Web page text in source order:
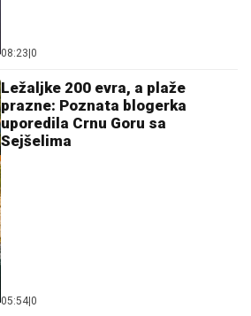
08:23 0
Ležaljke 200 evra, a plaže
prazne: Poznata blogerka
uporedila Crnu Goru sa
Sejšelima
05:54 0